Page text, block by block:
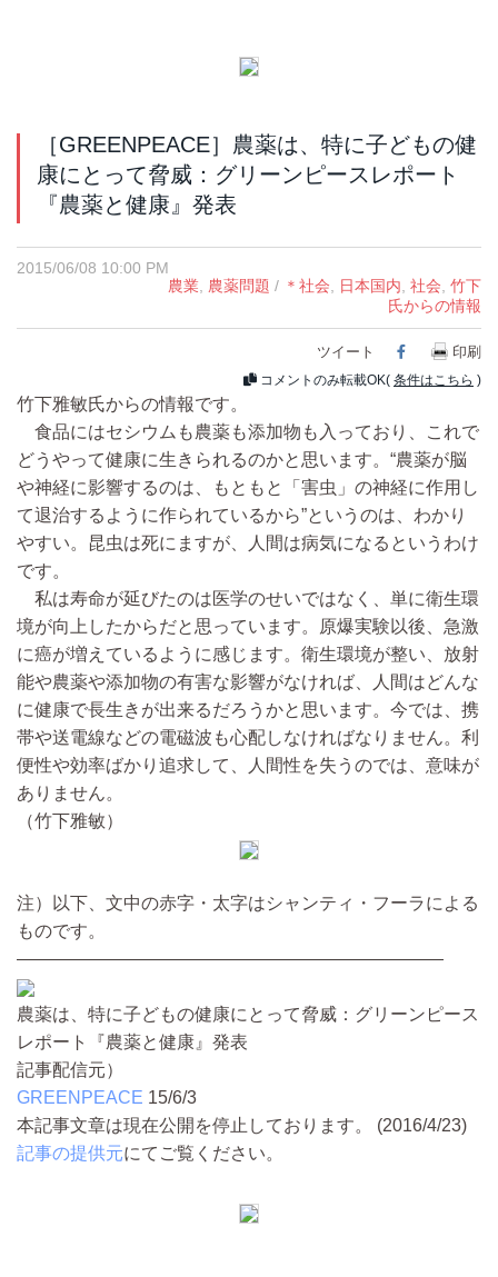
［GREENPEACE］農薬は、特に子どもの健
康にとって脅威：グリーンピースレポート
『農薬と健康』発表
2015/06/08 10:00 PM
農業 農薬問題 / ＊社会 日本国内 社会 竹下
氏からの情報
ツイート Facebook
印刷
コメントのみ転載OK( 条件はこちら )
竹下雅敏氏からの情報です。
食品にはセシウムも農薬も添加物も入っており、これで
どうやって健康に生きられるのかと思います。“農薬が脳
や神経に影響するのは、もともと「害虫」の神経に作用し
て退治するように作られているから”というのは、わかり
やすい。昆虫は死にますが、人間は病気になるというわけ
です。
私は寿命が延びたのは医学のせいではなく、単に衛生環
境が向上したからだと思っています。原爆実験以後、急激
に癌が増えているように感じます。衛生環境が整い、放射
能や農薬や添加物の有害な影響がなければ、人間はどんな
に健康で長生きが出来るだろうかと思います。今では、携
帯や送電線などの電磁波も心配しなければなりません。利
便性や効率ばかり追求して、人間性を失うのでは、意味が
ありません。
（竹下雅敏）
注）以下、文中の赤字・太字はシャンティ・フーラによる
ものです。
――――――――――――――――――――――――
農薬は、特に子どもの健康にとって脅威：グリーンピース
レポート『農薬と健康』発表
記事配信元）
GREENPEACE 15/6/3
本記事文章は現在公開を停止しております。 (2016/4/23)
記事の提供元にてご覧ください。